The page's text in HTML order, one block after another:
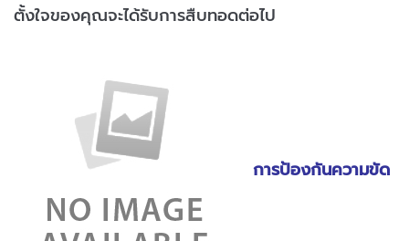
ตั้งใจของคุณจะได้รับการสืบทอดต่อไป
การป้องกันความขัด